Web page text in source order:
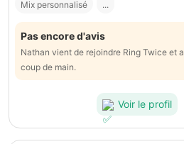
Mix personnalisé ...
Pas encore d'avis
Nathan vient de rejoindre Ring Twice et
coup de main.
Voir le profil